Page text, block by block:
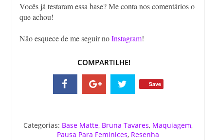
Vocês já testaram essa base? Me conta nos comentários o
que achou!
Não esquece de me seguir noInstagram!
COMPARTILHE!
Save
Categorias: Base Matte, Bruna Tavares, Maquiagem,
Pausa Para Feminices, Resenha